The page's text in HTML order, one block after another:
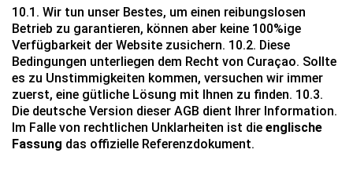
10.1. Wir tun unser Bestes, um einen reibungslosen
Betrieb zu garantieren, können aber keine 100%ige
Verfügbarkeit der Website zusichern. 10.2. Diese
Bedingungen unterliegen dem Recht von Curaçao. Sollte
es zu Unstimmigkeiten kommen, versuchen wir immer
zuerst, eine gütliche Lösung mit Ihnen zu finden. 10.3.
Die deutsche Version dieser AGB dient Ihrer Information.
Im Falle von rechtlichen Unklarheiten ist die englische
Fassung das offizielle Referenzdokument.